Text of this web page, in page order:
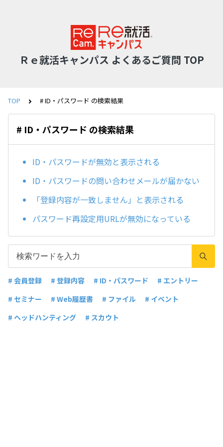
Ｒｅ就活キャンパス よくあるご質問 TOP
TOP # ID・パスワード の検索結果
# ID・パスワード の検索結果
ID・パスワードが無効と表示される
ID・パスワードの問い合わせメールが届かない
「登録内容が一致しません」と表示される
パスワード再設定用URLが無効になっている
# 会員登録 # 登録内容 # ID・パスワード
# エントリー
# セミナー
# Web履歴書 # ファイル
# イベント
# ヘッドハンティング
# スカウト